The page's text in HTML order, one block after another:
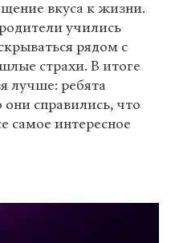
вкуса к жизни.
учились
рядом с
страхи. В итоге
лучше: ребята
справились, что
самое интересное